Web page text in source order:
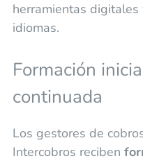
herramientas digitales
idiomas.
Formación
continuada
Los gestores de
Intercobros reciben